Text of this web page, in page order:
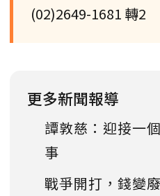
(02)2649-1681 轉2
更多新聞報導
譚敦慈：迎接一
事
戰爭開打，錢變